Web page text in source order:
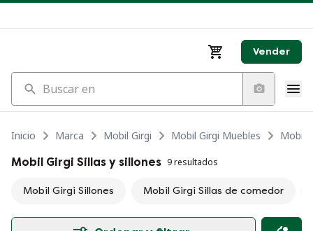
Vender
Buscar en
Inicio Marca Mobil Girgi Mobil Girgi Muebles
Mobil
Mobil Girgi Sillas y sillones 9 resultados
Mobil Girgi Sillones Mobil Girgi Sillas de comedor